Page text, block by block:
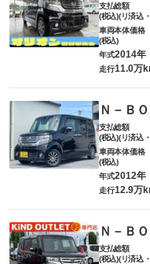
支払総額
(税込)(リ済込
車両本体価格
(税込)
年式2014年
走行11.0万
Ｎ－Ｂ
支払総額
(税込)(リ済込
車両本体価格
(税込)
年式2012年
走行12.9万
Ｎ－Ｂ
支払総額
(税込)(リ済込